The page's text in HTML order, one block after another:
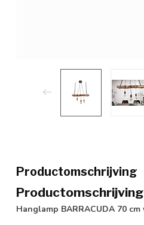
Productomschrijving
Productomschrijving
Hanglamp BARRACUDA 70